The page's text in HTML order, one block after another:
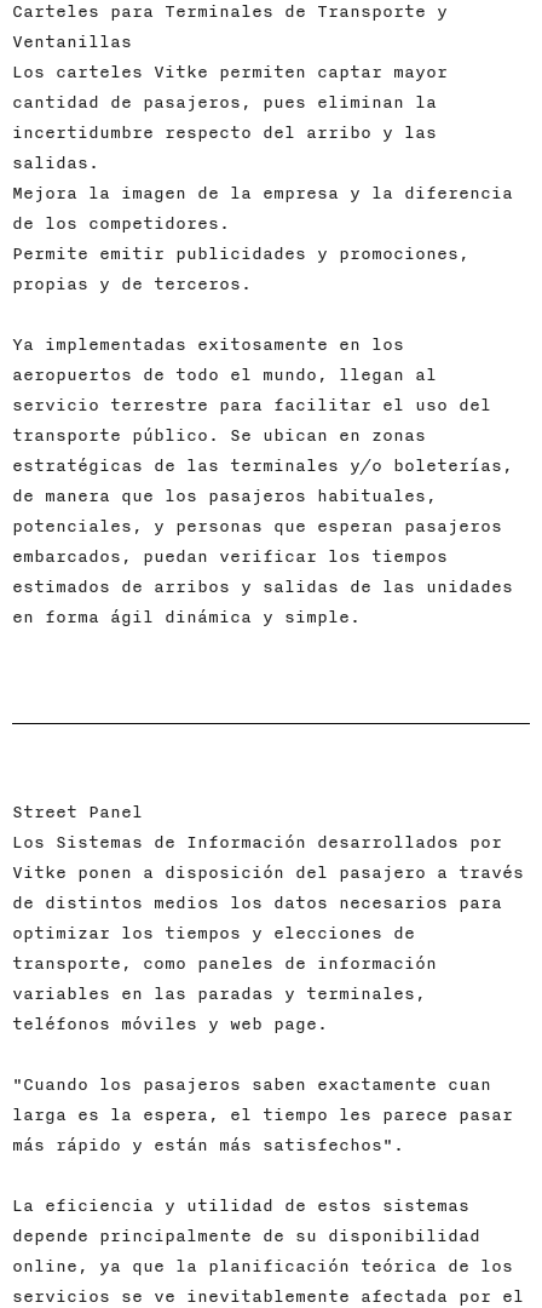
Carteles para Terminales de Transporte y
Ventanillas
Los carteles Vitke permiten captar mayor
cantidad de pasajeros, pues eliminan la
incertidumbre respecto del arribo y las
salidas.
Mejora la imagen de la empresa y la diferencia
de los competidores.
Permite emitir publicidades y promociones,
propias y de terceros.
Ya implementadas exitosamente en los
aeropuertos de todo el mundo, llegan al
servicio terrestre para facilitar el uso del
transporte público. Se ubican en zonas
estratégicas de las terminales y/o boleterías,
de manera que los pasajeros habituales,
potenciales, y personas que esperan pasajeros
embarcados, puedan verificar los tiempos
estimados de arribos y salidas de las unidades
en forma ágil dinámica y simple.
Street Panel
Los Sistemas de Información desarrollados por
Vitke ponen a disposición del pasajero a través
de distintos medios los datos necesarios para
optimizar los tiempos y elecciones de
transporte, como paneles de información
variables en las paradas y terminales,
teléfonos móviles y web page.
"Cuando los pasajeros saben exactamente cuan
larga es la espera, el tiempo les parece pasar
más rápido y están más satisfechos".
La eficiencia y utilidad de estos sistemas
depende principalmente de su disponibilidad
online, ya que la planificación teórica de los
servicios se ve inevitablemente afectada por el